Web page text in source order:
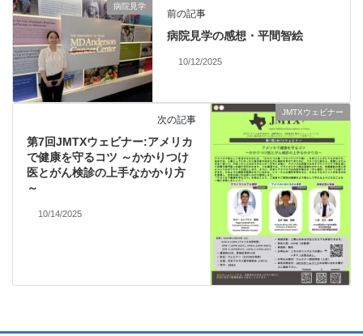
病院見学
前の記事
病院見学の感想・平間智絵
10/12/2025
JMTXウェビナー
次の記事
第7回JMTXウェビナー:アメリカ
で健康を守るコツ ～かかりつけ
医とがん検診の上手なかかり方
～
10/14/2025